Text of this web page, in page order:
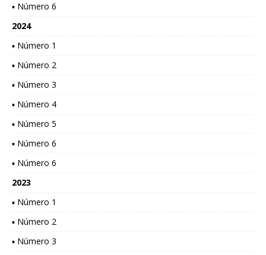
▪ Número 6
2024
▪ Número 1
▪ Número 2
▪ Número 3
▪ Número 4
▪ Número 5
▪ Número 6
▪ Número 6
2023
▪ Número 1
▪ Número 2
▪ Número 3